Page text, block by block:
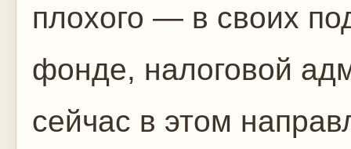
плохого — в своих
фонде, налоговой
сейчас в этом